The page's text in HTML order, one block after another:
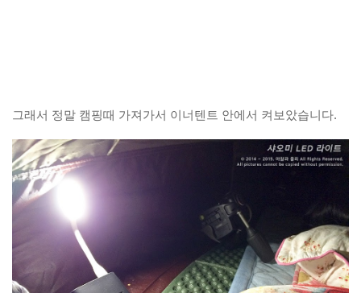
그래서 정말 캠핑때 가져가서 이너텐트 안에서 켜보았습니다.